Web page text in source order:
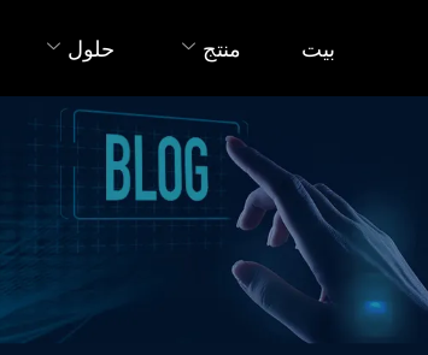
بيت منتج حلول